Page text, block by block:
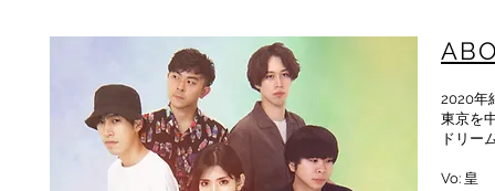
2020年
東京を
ドリー
Vo: 皇